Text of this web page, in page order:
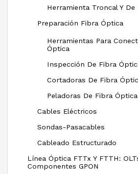
Herramienta Troncal Y
Preparación Fibra Óptica
Herramientas Para
Óptica
Inspección De Fibra
Cortadoras De Fibra
Peladoras De Fibra Óptica
Cables Eléctricos
Sondas-Pasacables
Cableado Estructurado
Línea Óptica FTTx Y FTTH:
Componentes GPON